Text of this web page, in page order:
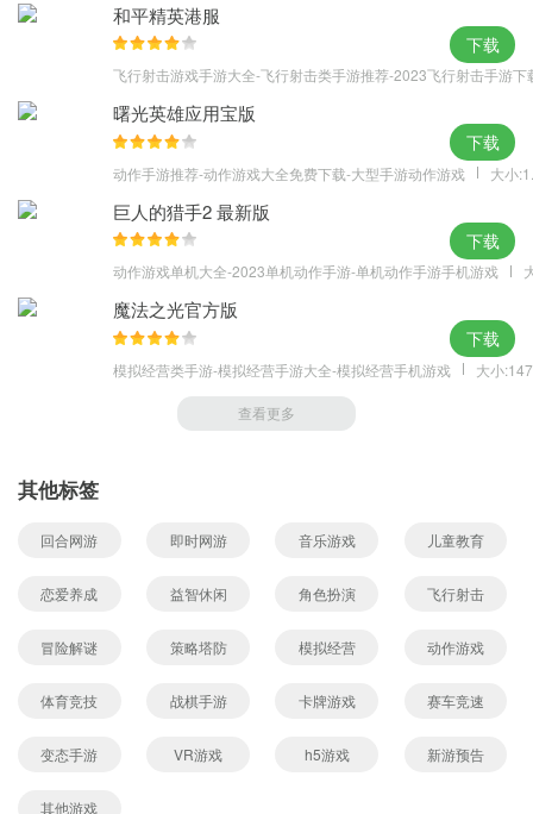
和平精英港服
飞行射击游戏手游大全-飞行射击类手游推荐-2023飞行射击手游下
下载
曙光英雄应用宝版
动作手游推荐-动作游戏大全免费下载-大型手游动作游戏 大小
下载
巨人的猎手2 最新版
动作游戏单机大全-2023单机动作手游-单机动作手游手机游戏
下载
魔法之光官方版
模拟经营类手游-模拟经营手游大全-模拟经营手机游戏 大小
下载
查看更多
其他标签
回合网游 即时网游 音乐游戏 儿童教育
恋爱养成 益智休闲 角色扮演 飞行射击
冒险解谜 策略塔防 模拟经营 动作游戏
体育竞技 战棋手游 卡牌游戏 赛车竞速
变态手游 VR游戏 h5游戏 新游预告
其他游戏